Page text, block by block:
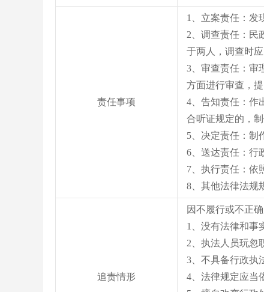
责任事项
1、立案责任：发
2、调查责任：民
于两人，调查时
3、审查责任：审
方面进行审查，
4、告知责任：作
合听证规定的，
5、决定责任：制
6、送达责任：行
7、执行责任：依
8、其他法律法规
追责情形
因不履行或不正
1、没有法律和事
2、执法人员玩忽
3、不具备行政执
4、法律规定应当